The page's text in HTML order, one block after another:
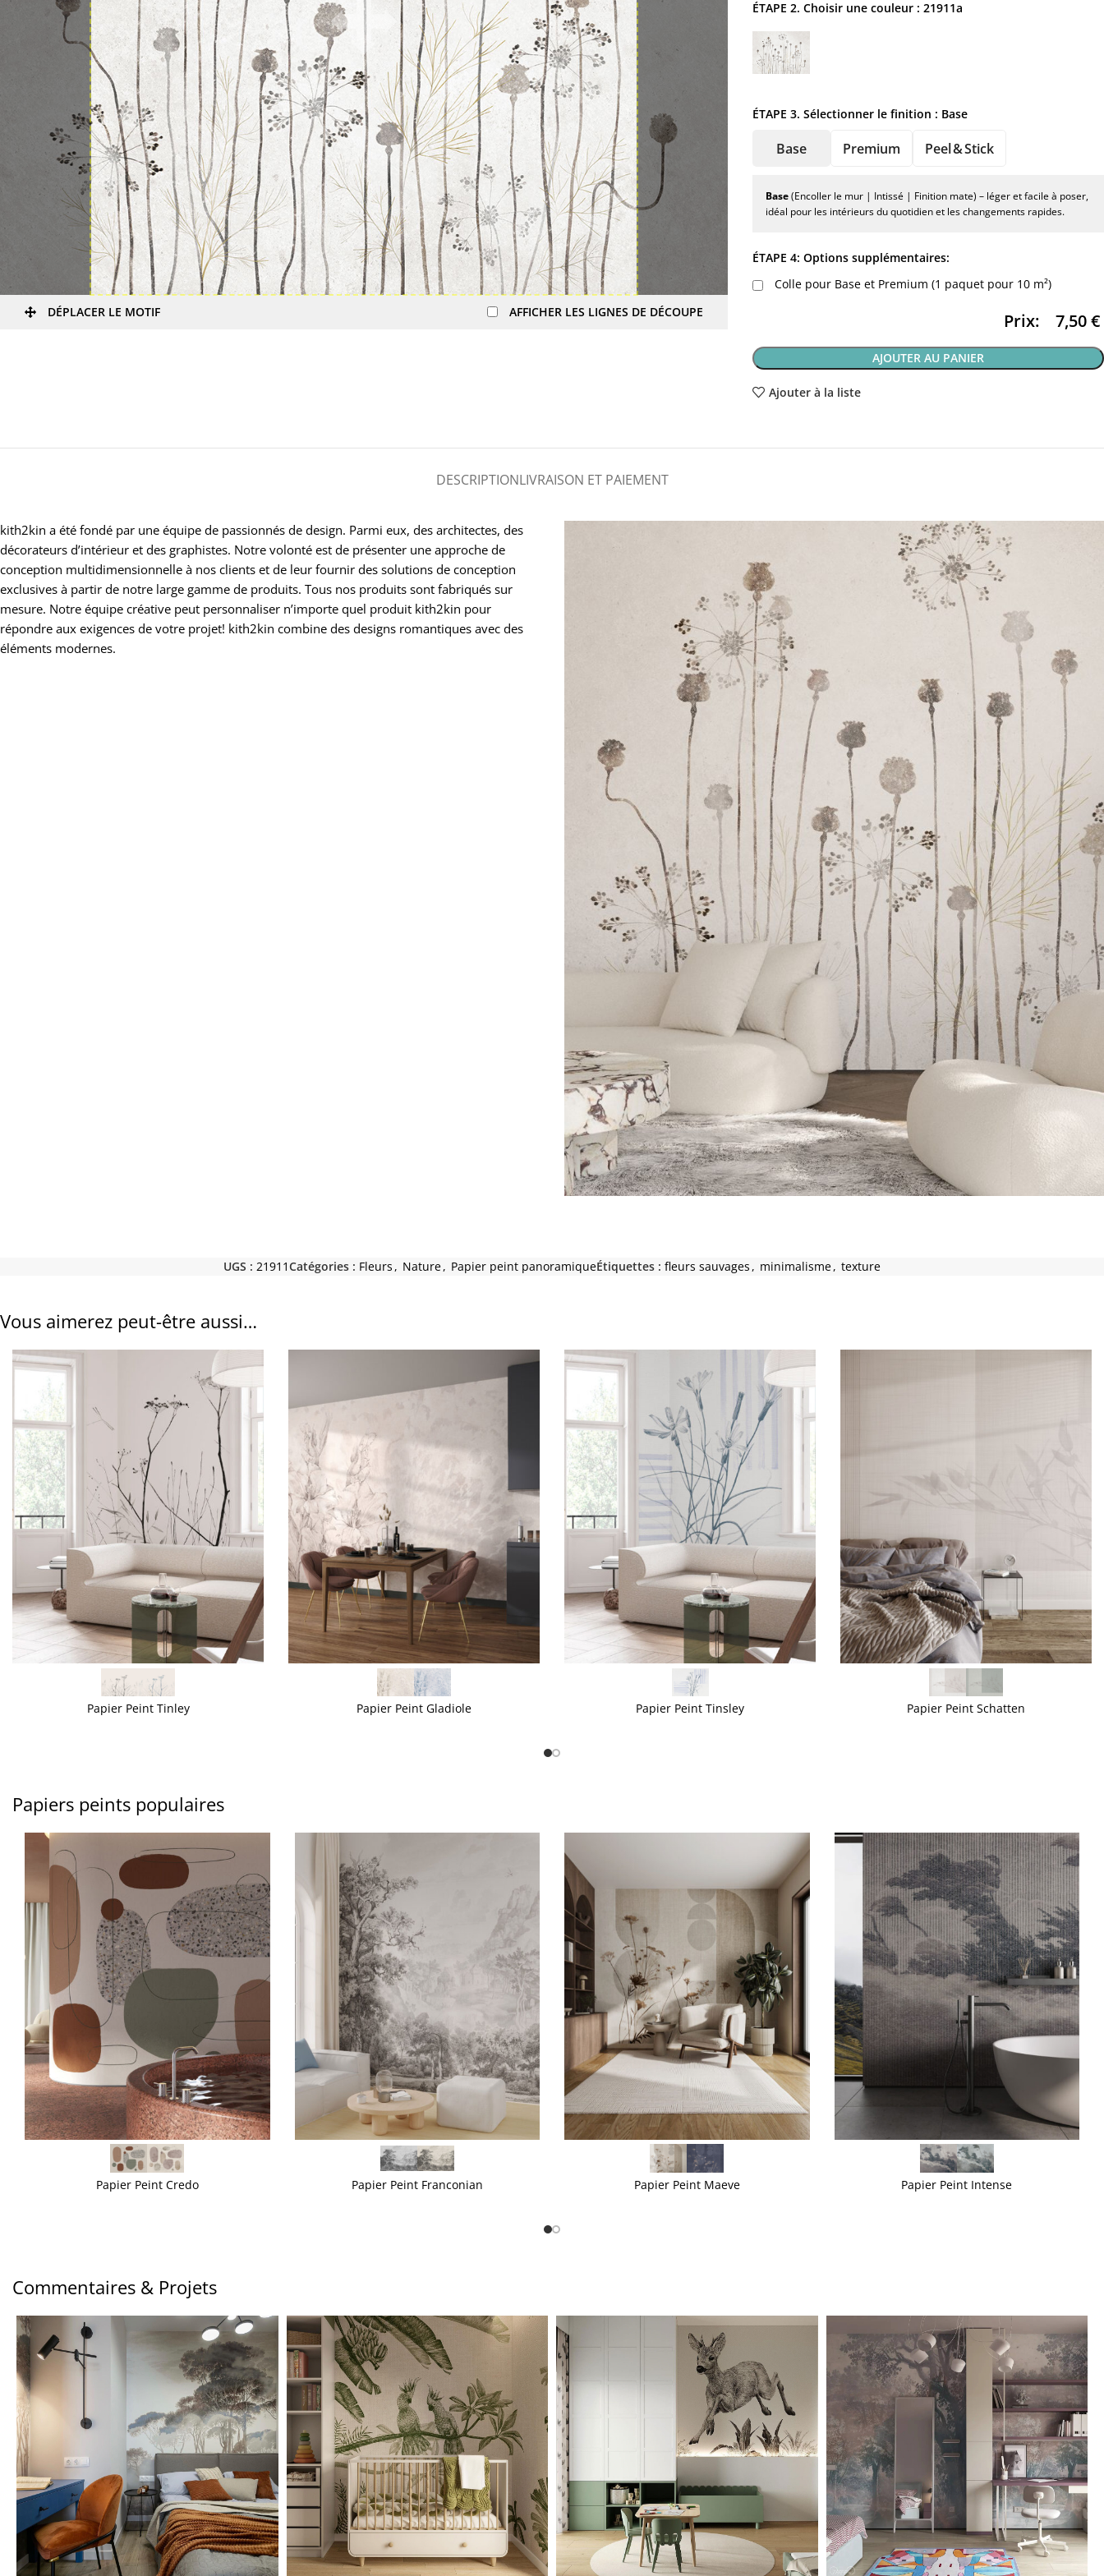
DÉPLACER LE MOTIF AFFICHER LES LIGNES DE DÉCOUPE
ÉTAPE 2. Choisir une couleur : 21911a
ÉTAPE 3. Sélectionner le finition : Base
Base Premium Peel & Stick
Base(Encoller le mur | Intissé | Finition mate) – léger et facile à poser,
idéal pour les intérieurs du quotidien et les changements rapides.
ÉTAPE 4: Options supplémentaires:
Colle pour Base et Premium (1 paquet pour 10 m²)
Prix: 7,50€
AJOUTER AU PANIER
Ajouter à la liste
DESCRIPTIONLIVRAISON ET PAIEMENT
kith2kin a été fondé par une équipe de passionnés de design. Parmi eux, des architectes, des
décorateurs d’intérieur et des graphistes. Notre volonté est de présenter une approche de
conception multidimensionnelle à nos clients et de leur fournir des solutions de conception
exclusives à partir de notre large gamme de produits. Tous nos produits sont fabriqués sur
mesure. Notre équipe créative peut personnaliser n’importe quel produit kith2kin pour
répondre aux exigences de votre projet! kith2kin combine des designs romantiques avec des
éléments modernes.
UGS : 21911Catégories : Fleurs , Nature, Papier peint panoramiqueÉtiquettes : fleurs sauvages , minimalisme, texture
Vous aimerez peut-être aussi…
Papier Peint Tinley Papier Peint Gladiole Papier Peint Tinsley Papier Peint Schatten
Papiers peints populaires
Papier Peint Credo Papier Peint Franconian Papier Peint Maeve Papier Peint Intense
Commentaires & Projets